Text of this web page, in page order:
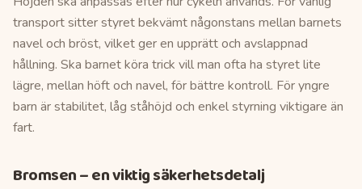
transport sitter styret bekvämt någonstans mellan barnets
navel och bröst, vilket ger en upprätt och avslappnad
hållning. Ska barnet köra trick vill man ofta ha styret lite
lägre, mellan höft och navel, för bättre kontroll. För yngre
barn är stabilitet, låg ståhöjd och enkel styrning viktigare än
fart.
Bromsen – en viktig säkerhetsdetalj